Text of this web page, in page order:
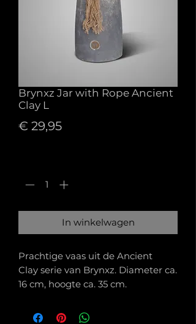
Brynxz Jar with Rope Ancient
Clay L
€ 29,95Prijs
In winkelwagen
Prachtige vaas uit de Ancient
Clay serie van Brynxz. Diameter ca.
16 cm, hoogte ca. 35 cm.